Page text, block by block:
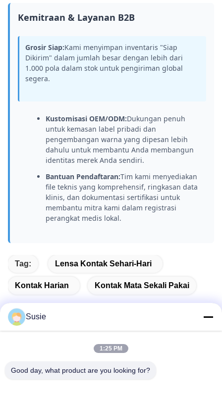
Kemitraan & Layanan B2B
Grosir Siap:Kami menyimpan inventaris "Siap
Dikirim" dalam jumlah besar dengan lebih dari
1.000 pola dalam stok untuk pengiriman global
segera.
Kustomisasi OEM/ODM:Dukungan penuh
untuk kemasan label pribadi dan
pengembangan warna yang dipesan lebih
dahulu untuk membantu Anda membangun
identitas merek Anda sendiri.
Bantuan Pendaftaran:Tim kami menyediakan
file teknis yang komprehensif, ringkasan data
klinis, dan dokumentasi sertifikasi untuk
membantu mitra kami dalam registrasi
perangkat medis lokal.
Tag: Lensa Kontak Sehari-Hari
Kontak Harian Kontak Mata Sekali Pakai
Alamat
Susie
1:25 PM
Good day, what product are you looking for?